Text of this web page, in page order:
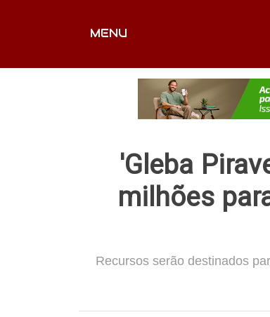
MENU
'Gleba
milhões
Recursos serão destinados